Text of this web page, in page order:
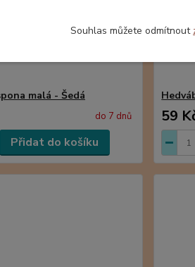
malá - Šedá
do 7 dnů
Přidat do košíku
59
Souhlas můžete odmítnout